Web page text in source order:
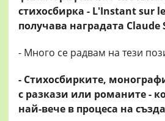
стихосбирка - L'Instant sur
получава наградата Claude
- Много се радвам на тези
- Стихосбирките,
с разкази или романите -
най-вече в процеса на